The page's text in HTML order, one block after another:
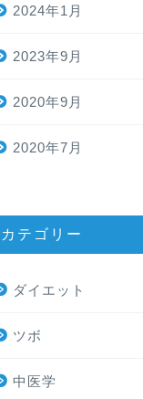
2024年1月
2023年9月
2020年9月
2020年7月
カテゴリー
ダイエット
ツボ
中医学